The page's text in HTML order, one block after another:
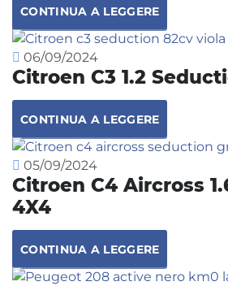
CONTINUA A LEGGERE
06/09/2024
Citroen C3 1.2
CONTINUA A LEGGERE
05/09/2024
Citroen C4 Aircross
4X4
CONTINUA A LEGGERE